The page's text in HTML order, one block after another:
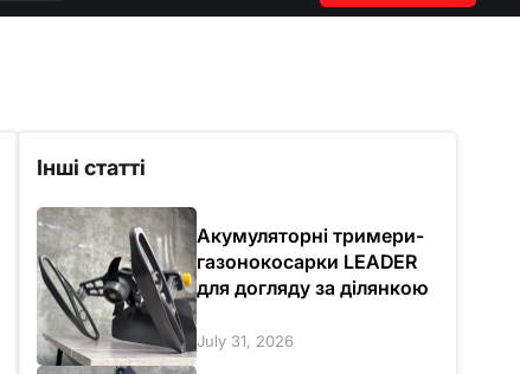
Інші статті
Акумуляторні тримери-
газонокосарки LEADER
для догляду за ділянкою
July 31, 2026